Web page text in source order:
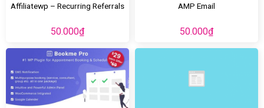
Affiliatewp – Recurring Referrals
50.000₫
AMP Email
50.000₫